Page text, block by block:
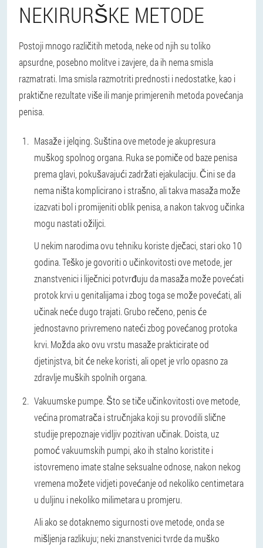
NEKIRURŠKE METODE
Postoji mnogo različitih metoda, neke od njih su toliko
apsurdne, posebno molitve i zavjere, da ih nema smisla
razmatrati. Ima smisla razmotriti prednosti i nedostatke, kao i
praktične rezultate više ili manje primjerenih metoda povećanja
penisa.
Masaže i jelqing.Suština ove metode je akupresura
muškog spolnog organa. Ruka se pomiče od baze penisa
prema glavi, pokušavajući zadržati ejakulaciju. Čini se da
nema ništa komplicirano i strašno, ali takva masaža može
izazvati bol i promijeniti oblik penisa, a nakon takvog učinka
mogu nastati ožiljci.
U nekim narodima ovu tehniku koriste dječaci, stari oko 10
godina. Teško je govoriti o učinkovitosti ove metode, jer
znanstvenici i liječnici potvrđuju da masaža može povećati
protok krvi u genitalijama i zbog toga se može povećati, ali
učinak neće dugo trajati. Grubo rečeno, penis će
jednostavno privremeno nateći zbog povećanog protoka
krvi. Možda ako ovu vrstu masaže prakticirate od
djetinjstva, bit će neke koristi, ali opet je vrlo opasno za
zdravlje muških spolnih organa.
Vakuumske pumpe. Što se tiče učinkovitosti ove metode,
većina promatrača i stručnjaka koji su provodili slične
studije prepoznaje vidljiv pozitivan učinak. Doista, uz
pomoć vakuumskih pumpi, ako ih stalno koristite i
istovremeno imate stalne seksualne odnose, nakon nekog
vremena možete vidjeti povećanje od nekoliko centimetara
u duljinu i nekoliko milimetara u promjeru.
Ali ako se dotaknemo sigurnosti ove metode, onda se
mišljenja razlikuju; neki znanstvenici tvrde da muško